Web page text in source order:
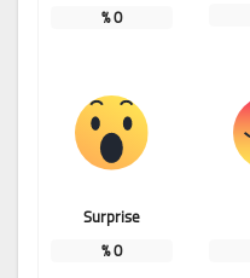
0
%
Surprise
0
%